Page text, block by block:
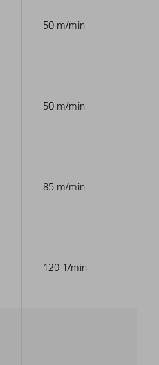
50 m/min
50 m/min
85 m/min
120 1/min